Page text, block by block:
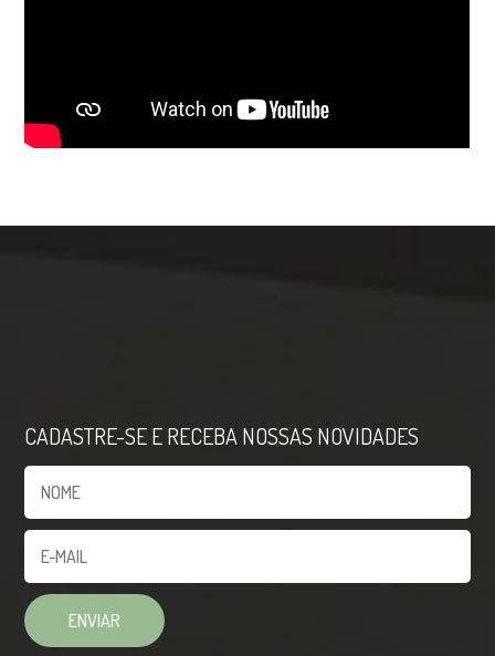
CADASTRE-SE E RECEBA NOSSAS NOVIDADES